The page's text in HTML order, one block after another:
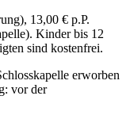
13,00 € p.P.
Kinder bis 12
sind kostenfrei.
erworben
vor der